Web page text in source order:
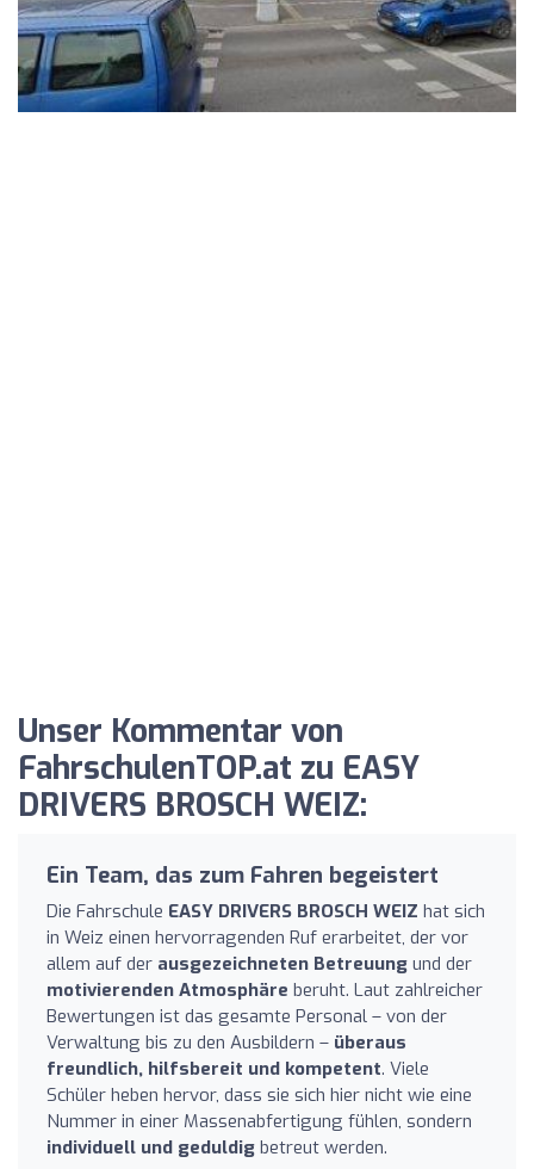
Unser Kommentar von
FahrschulenTOP.at zu EASY
DRIVERS BROSCH WEIZ:
Ein Team, das zum Fahren begeistert
Die Fahrschule EASY DRIVERS BROSCH WEIZ hat sich
in Weiz einen hervorragenden Ruf erarbeitet, der vor
allem auf der ausgezeichneten Betreuung und der
motivierenden Atmosphäre beruht. Laut zahlreicher
Bewertungen ist das gesamte Personal – von der
Verwaltung bis zu den Ausbildern – überaus
freundlich, hilfsbereit und kompetent. Viele
Schüler heben hervor, dass sie sich hier nicht wie eine
Nummer in einer Massenabfertigung fühlen, sondern
individuell und geduldig betreut werden.